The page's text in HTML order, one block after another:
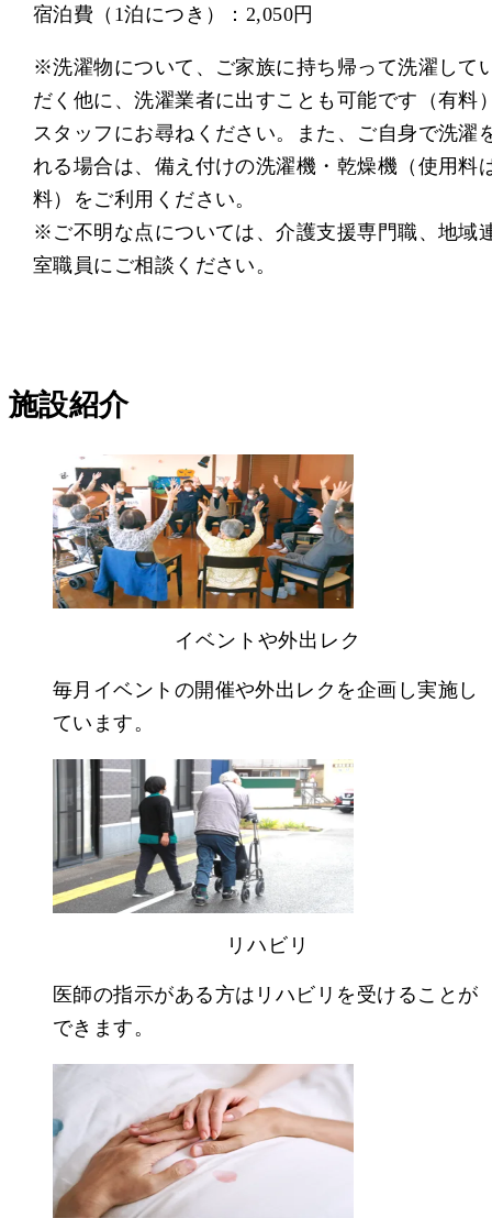
宿泊費（1泊につき）：2,050円
※洗濯物について、ご家族に持ち帰って洗濯して
だく他に、洗濯業者に出すことも可能です（有料
スタッフにお尋ねください。また、ご自身で洗濯
れる場合は、備え付けの洗濯機・乾燥機（使用料
料）をご利用ください。
※ご不明な点については、介護支援専門職、地域
室職員にご相談ください。
施設紹介
イベントや外出レク
毎月イベントの開催や外出レクを企画し実施し
ています。
リハビリ
医師の指示がある方はリハビリを受けることが
できます。